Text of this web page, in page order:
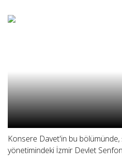
Konsere Davet'in bu bölümünde,
yönetimindeki İzmir Devlet